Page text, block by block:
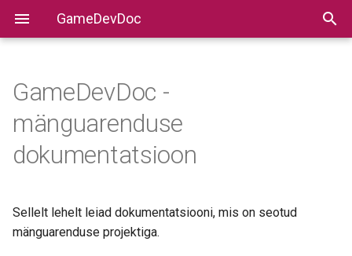
GameDevDoc
GameDevDoc -
mänguarenduse
dokumentatsioon
Sellelt lehelt leiad dokumentatsiooni, mis on seotud
mänguarenduse projektiga.